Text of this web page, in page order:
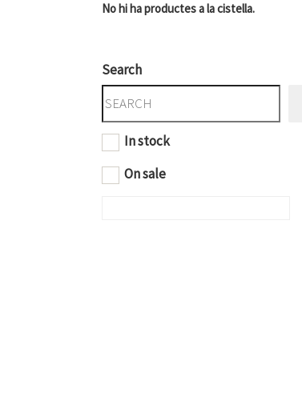
No hi ha productes a la cistella.
Search
In stock
On sale